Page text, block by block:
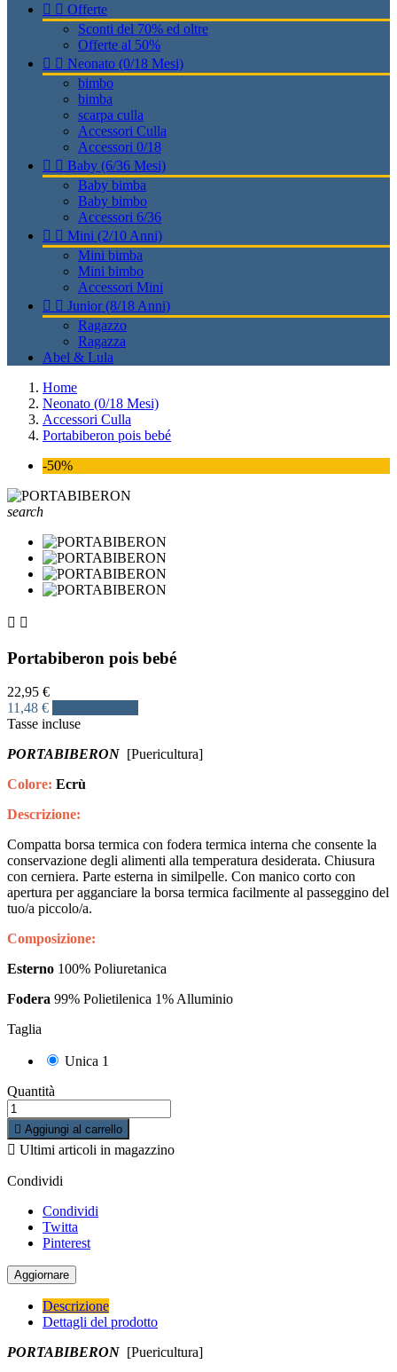
  Offerte
Sconti del 70% ed oltre
Offerte al 50%
  Neonato (0/18 Mesi)
bimbo
bimba
scarpa culla
Accessori Culla
Accessori 0/18
  Baby (6/36 Mesi)
Baby bimba
Baby bimbo
Accessori 6/36
  Mini (2/10 Anni)
Mini bimba
Mini bimbo
Accessori Mini
  Junior (8/18 Anni)
Ragazzo
Ragazza
Abel & Lula
Home
Neonato (0/18 Mesi)
Accessori Culla
Portabiberon pois bebé
-50%
search
 
Portabiberon pois bebé
22,95 €
11,48 €
Tasse incluse
PORTABIBERON [Puericultura]
Colore: Ecrù
Descrizione:
Compatta borsa termica con fodera termica interna che consente la
conservazione degli alimenti alla temperatura desiderata. Chiusura
con cerniera. Parte esterna in similpelle. Con manico corto con
apertura per agganciare la borsa termica facilmente al passeggino del
tuo/a piccolo/a.
Composizione:
Esterno 100% Poliuretanica
Fodera 99% Polietilenica 1% Alluminio
Taglia
Unica 1
Quantità
 Aggiungi al carrello
 Ultimi articoli in magazzino
Condividi
Condividi
Twitta
Pinterest
Descrizione
Dettagli del prodotto
PORTABIBERON [Puericultura]